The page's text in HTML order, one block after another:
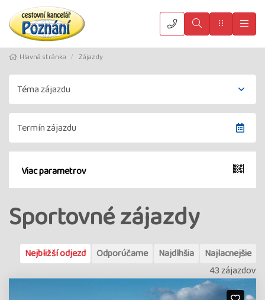
VyhledatMenu
Hlavná stránka Zájazdy
Viac parametrov
Sportovné zájazdy
Nejbližší odjezd Odporúčame Najdlhšia
Najlacnejšie
43 zájazdov